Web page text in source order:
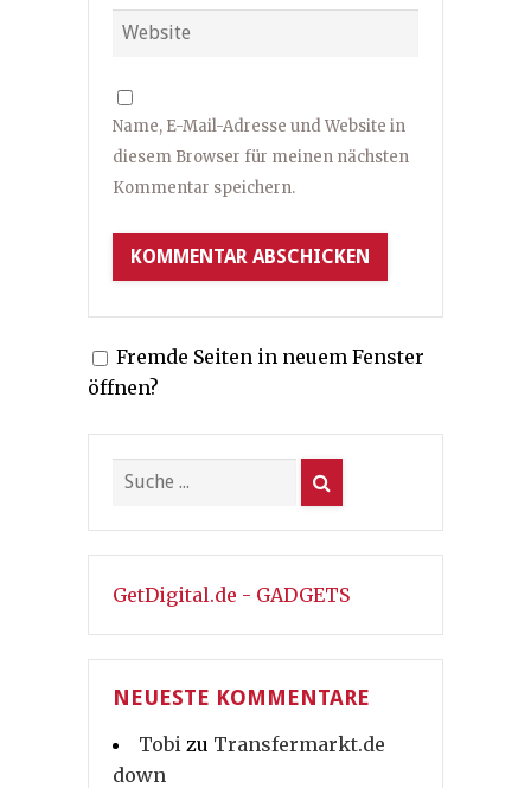
Name, E-Mail-Adresse und Website in
diesem Browser für meinen nächsten
Kommentar speichern.
Fremde Seiten in neuem Fenster
öffnen?
GetDigital.de - GADGETS
NEUESTE KOMMENTARE
Tobi zu Transfermarkt.de
down